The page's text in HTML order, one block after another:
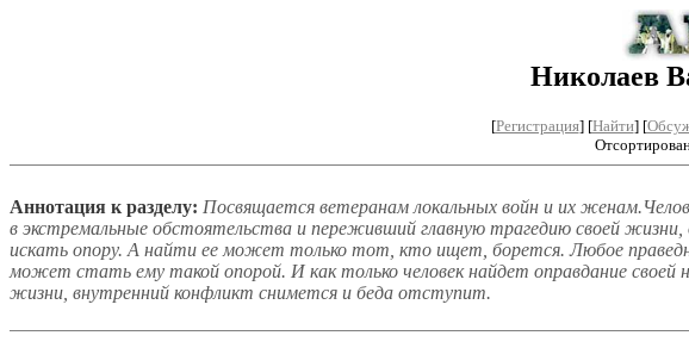
Николаев
[Регистрация] [Найти] [
Аннотация к разделу: Посвящается ветеранам локальных войн и их
в экстремальные обстоятельства и переживший главную трагедию своей жизни,
искать опору. А найти ее может только тот, кто ищет, борется. Любое
может стать ему такой опорой. И как только человек найдет оправдание своей
жизни, внутренний конфликт снимется и беда отступит.